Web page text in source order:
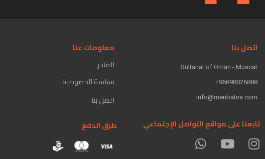
اتصل بنا
Sultanat of Oman - Muscat
96898026888+
info@menbatna.com
معلومات عنا
المتجر
سياسة الخصوصية
اتصل بنا
تابعنا على مواقع التواصل الإجتماعي
طرق الدفع